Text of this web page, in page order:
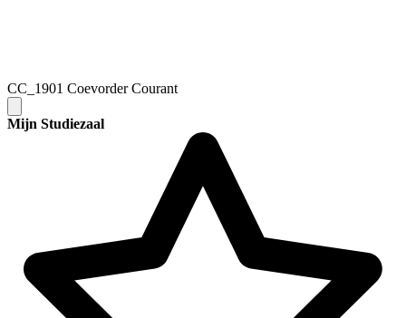
CC_1901 Coevorder Courant
Mijn Studiezaal